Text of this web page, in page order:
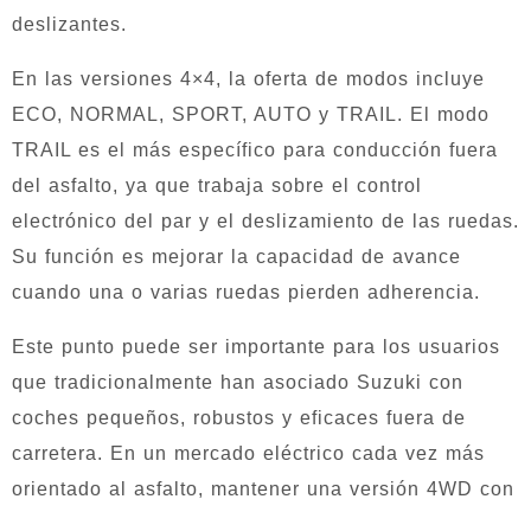
deslizantes.
En las versiones 4×4, la oferta de modos incluye
ECO, NORMAL, SPORT, AUTO y TRAIL. El modo
TRAIL es el más específico para conducción fuera
del asfalto, ya que trabaja sobre el control
electrónico del par y el deslizamiento de las ruedas.
Su función es mejorar la capacidad de avance
cuando una o varias ruedas pierden adherencia.
Este punto puede ser importante para los usuarios
que tradicionalmente han asociado Suzuki con
coches pequeños, robustos y eficaces fuera de
carretera. En un mercado eléctrico cada vez más
orientado al asfalto, mantener una versión 4WD con